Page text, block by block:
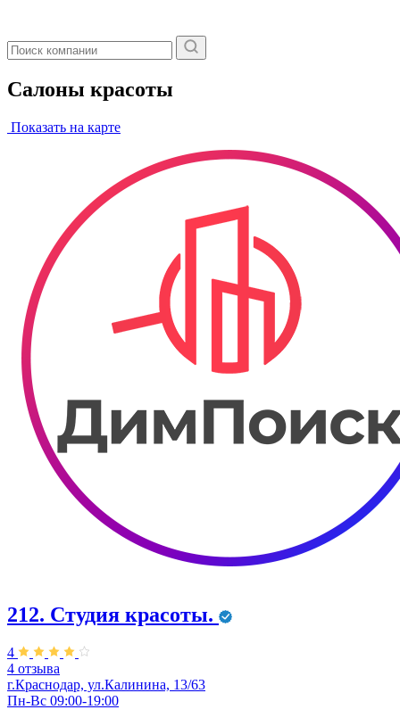
Салоны красоты
Показать на карте
212. Студия красоты.
4
4 отзыва
г.Краснодар, ул.Калинина, 13/63
Пн-Вс 09:00-19:00